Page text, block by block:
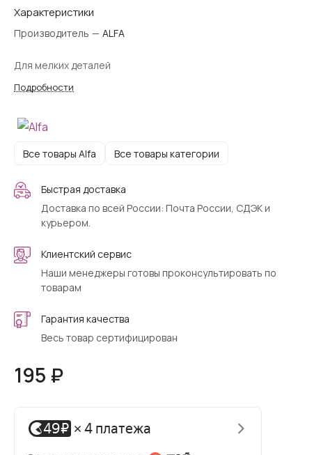
Характеристики
Производитель — ALFA
Для мелких деталей
Подробности
Все товары Alfa Все товары категории
Быстрая доставка
Доставка по всей России: Почта России, СДЭК и
курьером.
Клиентский сервис
Наши менеджеры готовы проконсультировать по
товарам
Гарантия качества
Весь товар сертифицирован
195 ₽